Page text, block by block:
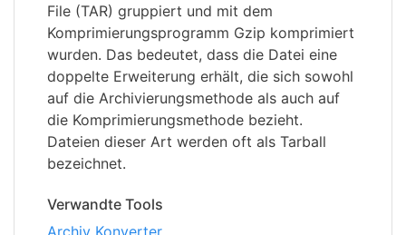
File (TAR) gruppiert und mit dem
Komprimierungsprogramm Gzip komprimiert
wurden. Das bedeutet, dass die Datei eine
doppelte Erweiterung erhält, die sich sowohl
auf die Archivierungsmethode als auch auf
die Komprimierungsmethode bezieht.
Dateien dieser Art werden oft als Tarball
bezeichnet.
Verwandte Tools